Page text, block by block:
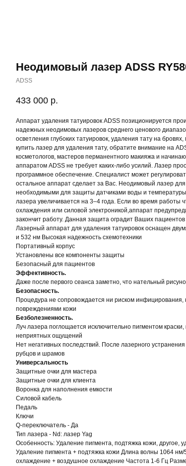
Неодимовый лазер ADSS
ADSS
433 000 р.
Аппарат удаления татуировок ADSS позиционируется
надежных неодимовых лазеров среднего ценового
осветления глубоких татуировок, удаления тату на
купить лазер для удаления тату, обратите внимание на
косметологов, мастеров перманентного макияжа и
аппаратом ADSS не требует каких-либо усилий. Лазер
программное обеспечение. Специалист может
остальное аппарат сделает за Вас. Неодимовый лазер
необходимыми для защиты датчиками воды и
лазера увеличивается на 3–4 года. Если во время работы
охлаждения или силовой электроникой,аппарат
закончит работу. Данная защита оградит Ваших
Лазерный аппарат для удаления татуировок оснащен
и 532 нм Высокая надежность схемотехники
Портативный корпус
Установлены все компоненты защиты
Безопасный для пациентов
Эффективность.
Даже после первого сеанса заметно, что нательный
Безопасность.
Процедура не сопровождается ни риском инфицирования,
повреждениями кожи
Безболезненность.
Луч лазера поглощается исключительно пигментом
неприятных ощущений
Нет негативных последствий. После лазерного
рубцов и шрамов
Универсальность
Защитные очки для мастера
Защитные очки для клиента
Воронка для наполнения емкости
Силовой кабель
Педаль
Ключи
Q-переключатель - Да
Тип лазера - Nd: лазер Yag
Особенность: Удаление пигмента, подтяжка кожи, другое,
Удаление пигмента + подтяжка кожи Длина волны 1064
охлаждение + воздушное охлаждение Частота 1-6 Гц